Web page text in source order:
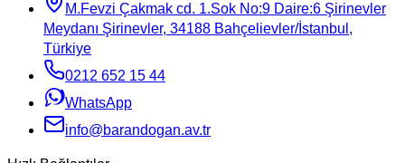
M.Fevzi Çakmak cd. 1.Sok No:9 Daire:6 Şirinevler
Meydanı Şirinevler, 34188 Bahçelievler/İstanbul,
Türkiye
0212 652 15 44
WhatsApp
info@barandogan.av.tr